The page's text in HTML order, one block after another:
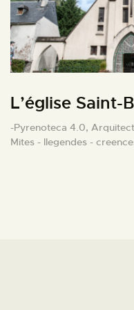
L’église Saint-
-Pyrenoteca 4.0,
Mites - llegendes -